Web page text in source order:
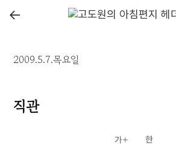
←
2009.5.7.목요일
직관